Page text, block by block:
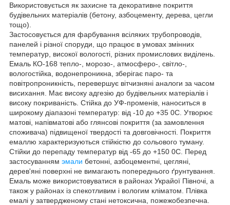
Використовується як захисне та декоративне покриття
будівельних матеріалів (бетону, азбоцементу, дерева, цегли
тощо).
Застосовується для фарбування всіляких трубопроводів,
панелей і різної споруди, що працює в умовах змінних
температур, високої вологості, різних промислових виділень.
Емаль КО-168 тепло-, морозо-, атмосферо-, світло-,
вологостійка, водонепроникна, зберігає паро- та
повітропроникність, перевершує вітчизняні аналоги за часом
висихання. Має високу адгезію до будівельних матеріалів і
високу покриваність. Стійка до УФ-променів, наноситься в
широкому діапазоні температур: від -10 до +35 0С. Утворює
матові, напівматові або глянсові покриття (за замовлення
споживача) підвищеної твердості та довговічності. Покриття
емаллю характеризуються стійкістю до сольового туману.
Стійки до перепаду температур від -65 до +150 0С. Перед
застосуванням эмали бетонні, азбоцементні, цегляні,
дерев'яні поверхні не вимагають попереднього ґрунтування.
Емаль може використовуватися в районах Украйої Півночі, а
також у районах із спекотливим і вологим кліматом. Плівка
емалі у затвердженому стані нетоксична, пожежобезпечна